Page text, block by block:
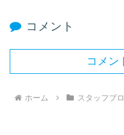
コメント
コメン
ホーム スタッフブ